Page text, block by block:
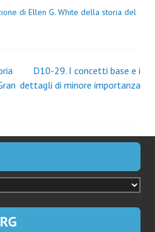
di Ellen G. White della storia del
D10-29. I concetti base e i
dettagli di minore importanza